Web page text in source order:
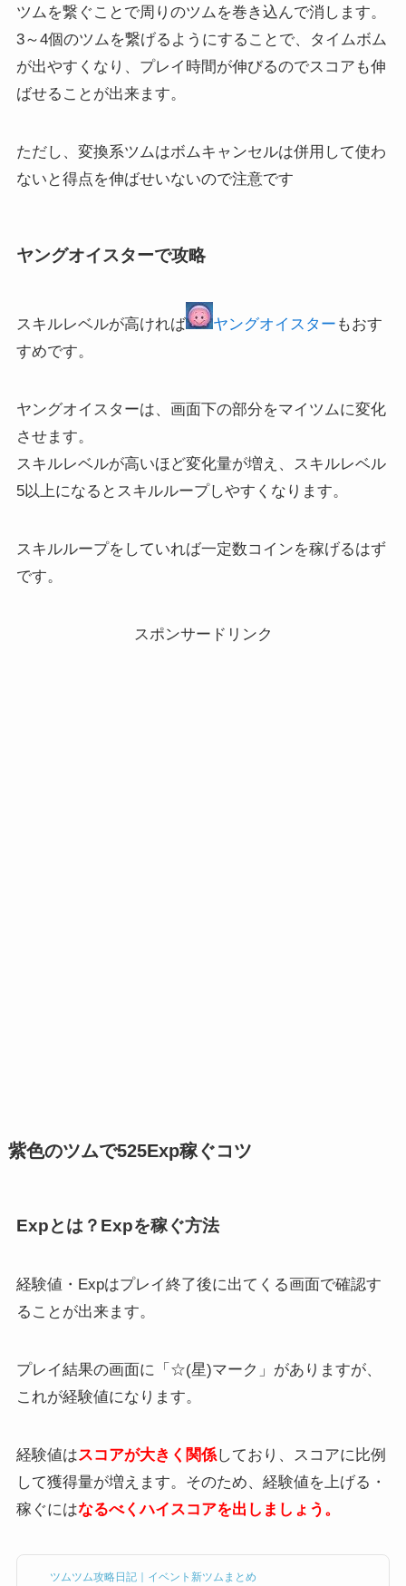
ツムを繋ぐことで周りのツムを巻き込んで消します。
3～4個のツムを繋げるようにすることで、タイムボム
が出やすくなり、プレイ時間が伸びるのでスコアも伸
ばせることが出来ます。
ただし、変換系ツムはボムキャンセルは併用して使わ
ないと得点を伸ばせいないので注意です
ヤングオイスターで攻略
スキルレベルが高ければ ヤングオイスター もおす
すめです。
ヤングオイスターは、画面下の部分をマイツムに変化
させます。
スキルレベルが高いほど変化量が増え、スキルレベル
5以上になるとスキルループしやすくなります。
スキルループをしていれば一定数コインを稼げるはず
です。
スポンサードリンク
紫色のツムで525Exp稼ぐコツ
Expとは？Expを稼ぐ方法
経験値・Expはプレイ終了後に出てくる画面で確認す
ることが出来ます。
プレイ結果の画面に「☆(星)マーク」がありますが、
これが経験値になります。
経験値はスコアが大きく関係しており、スコアに比例
して獲得量が増えます。そのため、経験値を上げる・
稼ぐにはなるべくハイスコアを出しましょう。
ツムツム攻略日記｜イベント新ツムまとめ